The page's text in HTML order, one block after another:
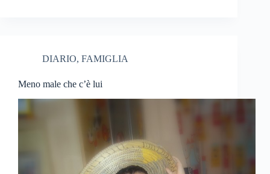
DIARIO, FAMIGLIA
Meno male che c’è lui